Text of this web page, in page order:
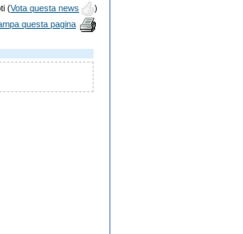
(Vota questa news
)
questa pagina